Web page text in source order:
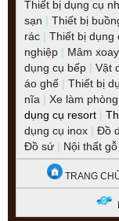
Thiết bị dụng cụ
sạn | Thiết bị
rác | Thiết bị dụng
nghiệp | Mâm
dụng cụ bếp | Vật
áo ghế | Thiết bị
nĩa | Xe làm phòng
dụng cụ resort |
dụng cụ inox | Đồ
Đồ sứ | Nội thất gỗ
TRANG